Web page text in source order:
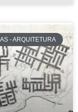
- ARQUITETURA